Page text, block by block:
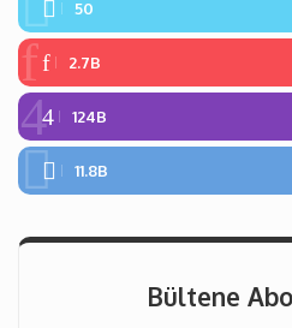
50
2.7B
124B
11.8B
Bültene